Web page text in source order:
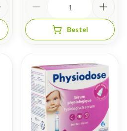
Bestel